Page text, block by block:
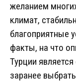
желанием
климат,
благоприятные
факты, на что
Турции
заранее